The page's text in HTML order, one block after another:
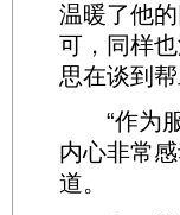
温暖了他
可，同样
思在谈到
“作为服
内心非常
道。